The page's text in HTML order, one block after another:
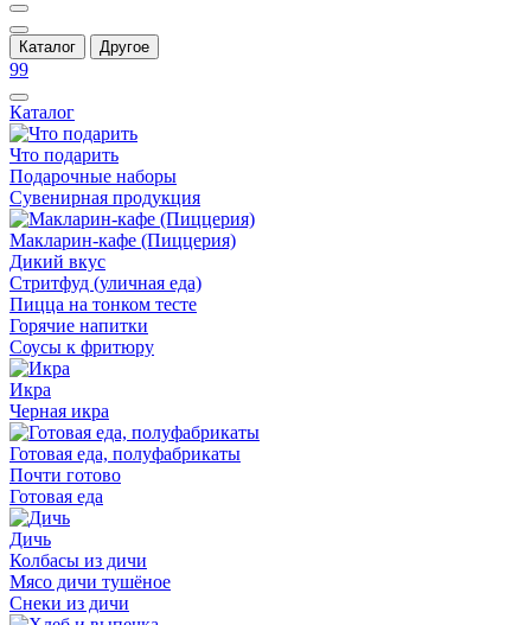
Каталог Другое
99
Каталог
Что подарить
Подарочные наборы
Сувенирная продукция
Макларин-кафе (Пиццерия)
Дикий вкус
Стритфуд (уличная еда)
Пицца на тонком тесте
Горячие напитки
Соусы к фритюру
Икра
Черная икра
Готовая еда, полуфабрикаты
Почти готово
Готовая еда
Дичь
Колбасы из дичи
Мясо дичи тушёное
Снеки из дичи